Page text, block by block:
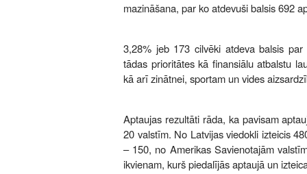
mazināšana, par ko atdevuši balsis 692
3,28% jeb 173 cilvēki atdeva balsis par
tādas prioritātes kā finansiālu atbalstu
kā arī zinātnei, sportam un vides
Aptaujas rezultāti rāda, ka pavisam
20 valstīm. No Latvijas viedokli izteicis
– 150, no Amerikas Savienotajām
ikvienam, kurš piedalījās aptaujā un